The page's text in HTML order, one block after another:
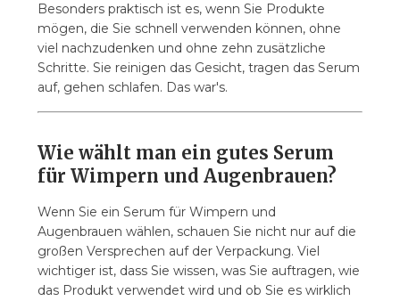
Besonders praktisch ist es, wenn Sie Produkte
mögen, die Sie schnell verwenden können, ohne
viel nachzudenken und ohne zehn zusätzliche
Schritte. Sie reinigen das Gesicht, tragen das Serum
auf, gehen schlafen. Das war's.
Wie wählt man ein gutes Serum
für Wimpern und Augenbrauen?
Wenn Sie ein Serum für Wimpern und
Augenbrauen wählen, schauen Sie nicht nur auf die
großen Versprechen auf der Verpackung. Viel
wichtiger ist, dass Sie wissen, was Sie auftragen, wie
das Produkt verwendet wird und ob Sie es wirklich